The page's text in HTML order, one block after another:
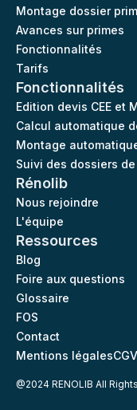
Montage dossier
Avances sur primes
Fonctionnalités
Tarifs
Fonctionnalités
Edition devis CEE et
Calcul automatique
Montage
Suivi des dossiers
Rénolib
Nous rejoindre
L'équipe
Ressources
Blog
Foire aux questions
Glossaire
FOS
Contact
Mentions légales
@2024 RENOLIB All